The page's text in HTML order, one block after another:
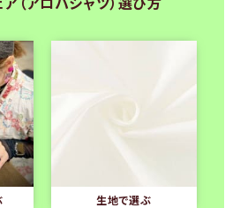
生地で選ぶ